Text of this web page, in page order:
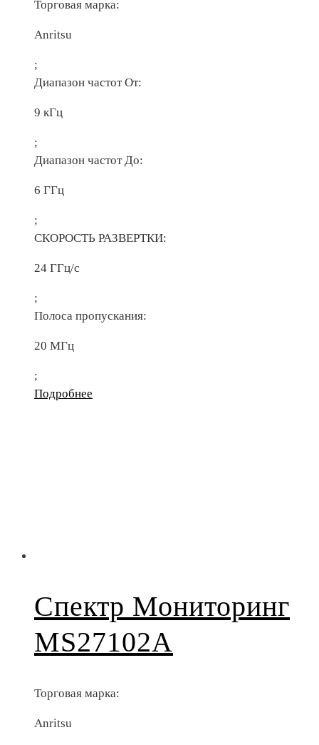
Торговая марка:
Anritsu
;
Диапазон частот От:
9 кГц
;
Диапазон частот До:
6 ГГц
;
СКОРОСТЬ РАЗВЕРТКИ:
24 ГГц/с
;
Полоса пропускания:
20 МГц
;
Подробнее
Спектр Мониторинг
MS27102A
Торговая марка:
Anritsu